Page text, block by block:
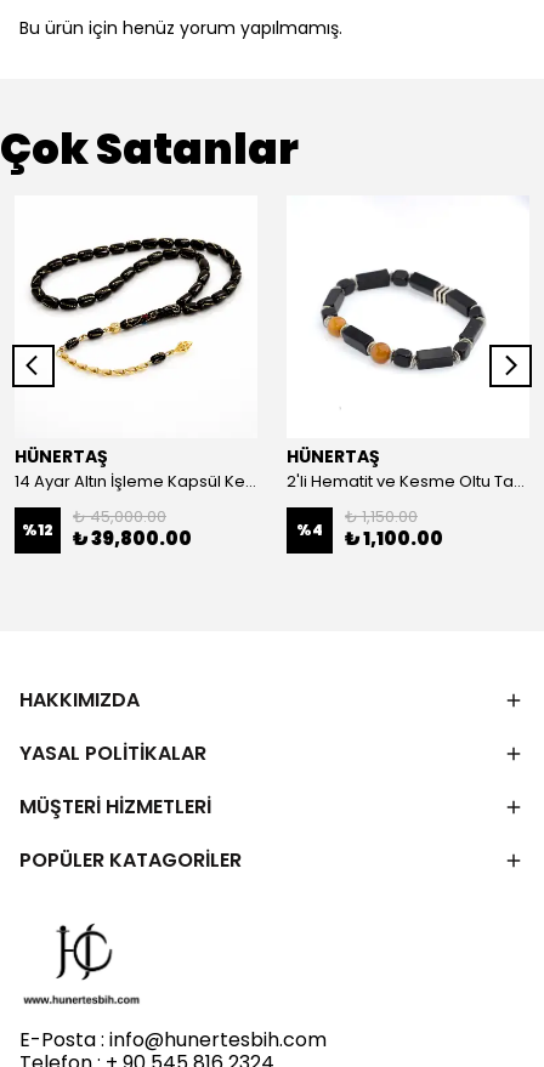
Bu ürün için henüz yorum yapılmamış.
Çok Satanlar
HÜNERTAŞ
14 Ayar Altın İşleme Kapsül Kesim Oltu Taşı Tespih
%12
₺ 45,000.00
₺ 39,800.00
HÜNERTAŞ
2'li Hematit ve Kesme Oltu Taşı Bileklik
%4
₺ 1,150.00
₺ 1,100.00
HAKKIMIZDA
YASAL POLİTİKALAR
MÜŞTERİ HİZMETLERİ
POPÜLER KATAGORİLER
E-Posta : info@hunertesbih.com